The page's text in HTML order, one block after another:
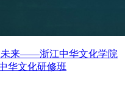
未来——浙江中华文化学院
华文化研修班